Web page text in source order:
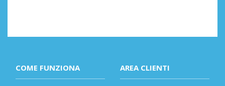
COME FUNZIONA AREA CLIENTI